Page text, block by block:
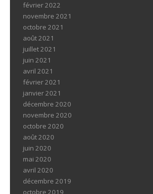
février 2022
novembre 2021
octobre 2021
août 2021
juillet 2021
juin 2021
avril 2021
février 2021
janvier 2021
décembre 2020
novembre 2020
octobre 2020
août 2020
juin 2020
mai 2020
avril 2020
décembre 2019
octobre 2019